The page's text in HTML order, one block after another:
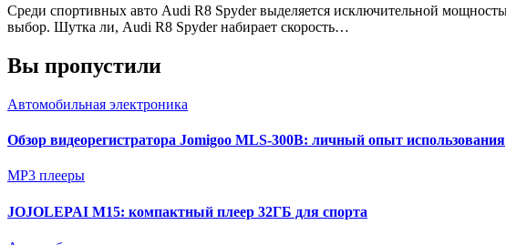
Среди спортивных авто Audi R8 Spyder выделяется исключительной мощностью и великолепной динамикой. Поэтому желающим следует присмотреться к данной модели, прежде чем, делать
выбор. Шутка ли, Audi R8 Spyder набирает скорость…
Вы пропустили
Автомобильная электроника
Обзор видеорегистратора Jomigoo MLS-300B: личный опыт использования
MP3 плееры
JOJOLEPAI M15: компактный плеер 32ГБ для спорта